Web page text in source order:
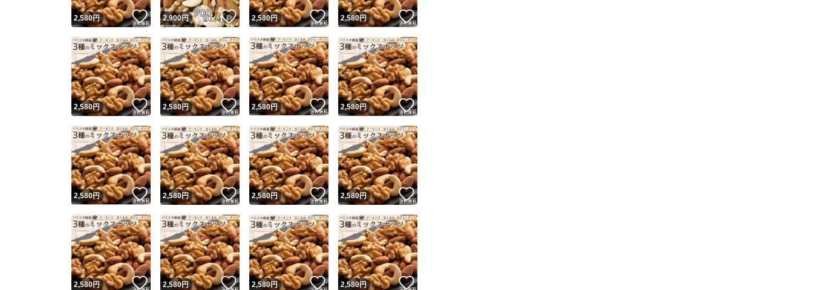
取引実績
取引実績◯+ このユーザーはYahoo!フリマの取引を完了させた実績があります
他フリマ実績◯+ このユーザーは他フリマサービスでの取引実績があります
スピード&安心発送
※このバッジは実績に基づく表示であり、発送を保証しているものではありません
スピード＆安心発送
このユーザーは高頻度で24時間以内＆設定した発送日数内に発送してい
ます
スピード発送 このユーザーは高頻度で24時間以内に発送しています
安心発送 このユーザーは設定した発送日数内に発送しています
商品画像の無断転載は禁止されています
コピーは1商品につき1回です
出品ページへ
キャンセル
2,580円 いいね！
2,900円 いいね！
2,580円 いいね！
2,580円 いいね！
2,580円 いいね！
2,580円 いいね！
2,580円 いいね！
2,580円 いいね！
2,580円 いいね！
2,580円 いいね！
2,580円 いいね！
2,580円 いいね！
2,580円 いいね！
2,580円 いいね！
2,580円 いいね！
2,580円 いいね！